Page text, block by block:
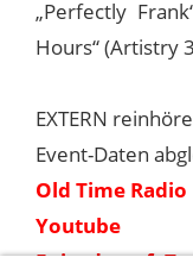
„Perfectly
Hours“ (Artistry
EXTERN
Event-Daten
Old Time Radio
Youtube
Episodes of